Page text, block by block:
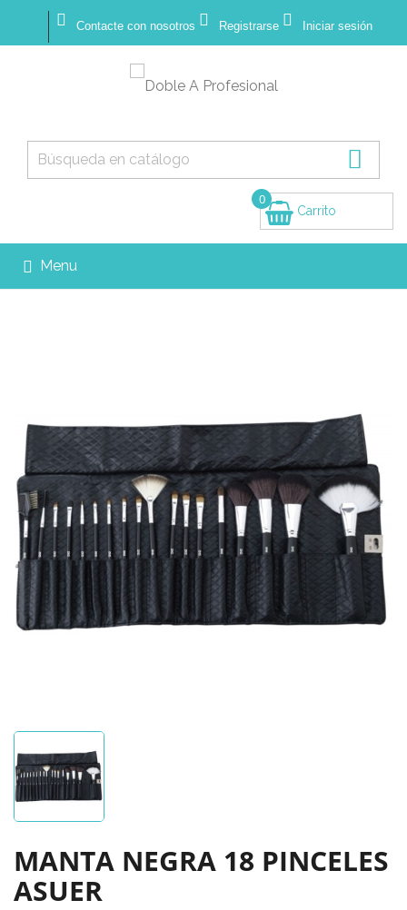
 Contacte con nosotros  Registrarse  Iniciar sesión

Carrito
0
 Menu
MANTA NEGRA 18 PINCELES
ASUER